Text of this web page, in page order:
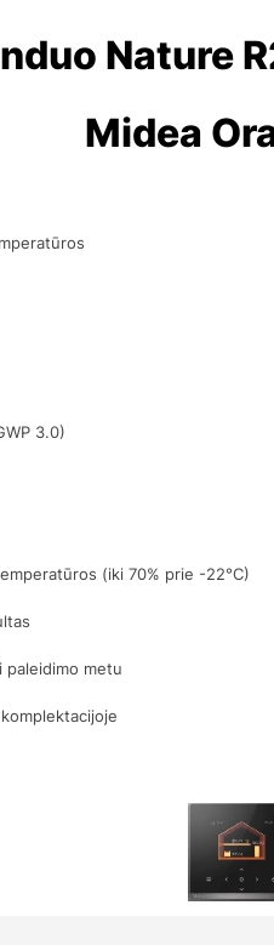
Nature
Midea
3.0)
(iki 70% prie -22°C)
paleidimo metu